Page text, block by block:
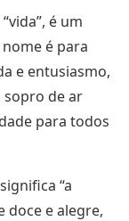
é um
é para
e entusiasmo,
sopro de ar
para todos
“a
doce e alegre,